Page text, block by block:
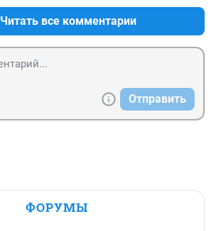
Читать все комментарии
Отправить
ФОРУМЫ